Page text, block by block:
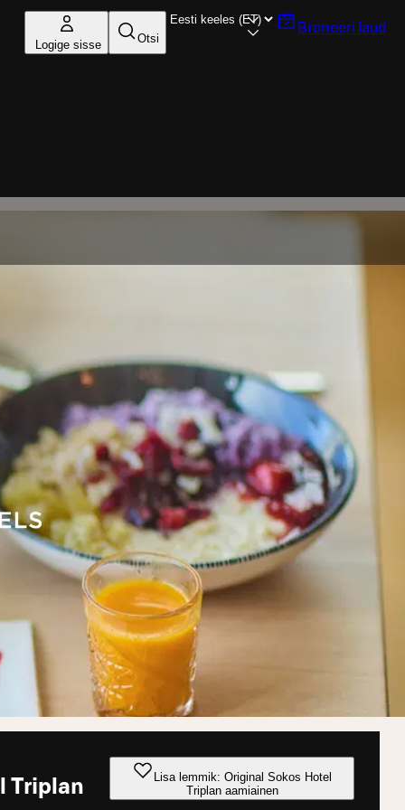
Logige sisse Otsi
Broneeri laud
Triplan
Lisa lemmik: Original Sokos Hotel
Triplan aamiainen